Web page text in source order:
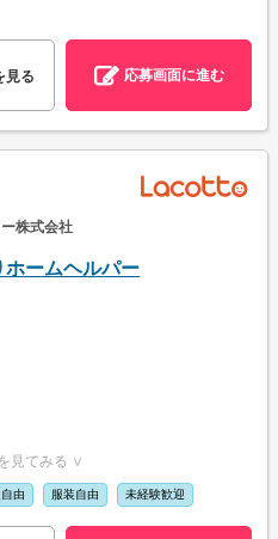
見る 応募画面に進む
株式会社
ホームヘルパー
見てみる ∨
由 服装自由 未経験歓迎